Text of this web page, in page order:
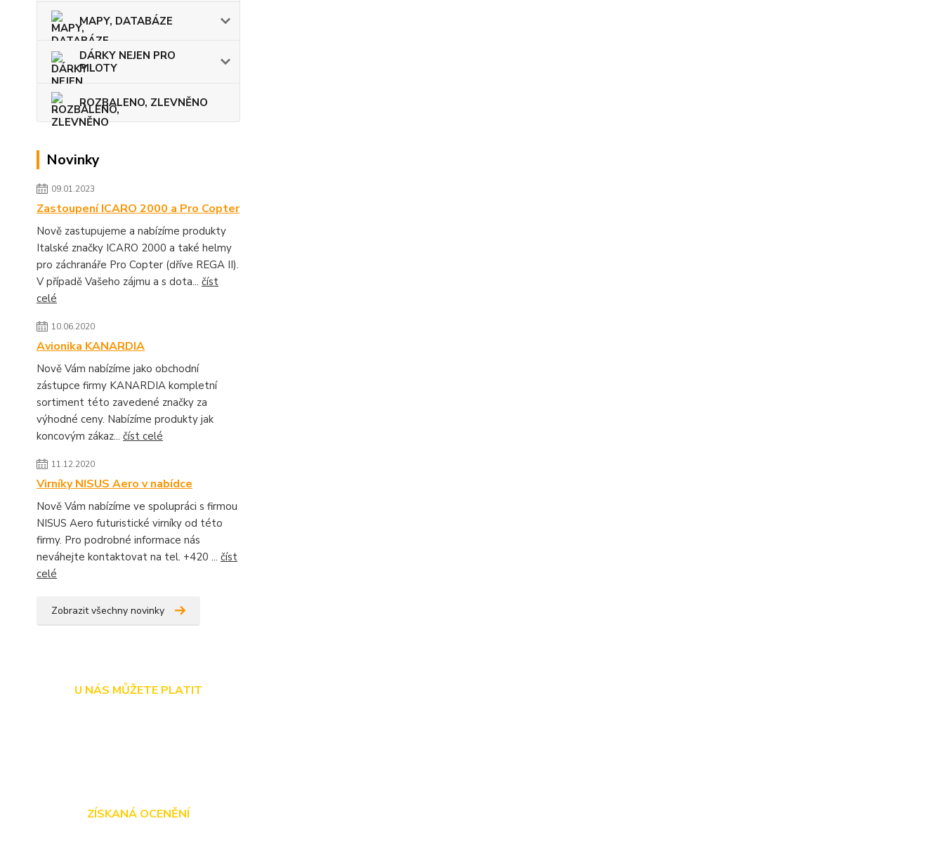
MAPY, DATABÁZE
DÁRKY NEJEN PRO
PILOTY
ROZBALENO, ZLEVNĚNO
Novinky
09.01.2023
Zastoupení ICARO 2000 a Pro Copter
Nově zastupujeme a nabízíme produkty
Italské značky ICARO 2000 a také helmy
pro záchranáře Pro Copter (dříve REGA II).
V případě Vašeho zájmu a s dota... číst
celé
10.06.2020
Avionika KANARDIA
Nově Vám nabízíme jako obchodní
zástupce firmy KANARDIA kompletní
sortiment této zavedené značky za
výhodné ceny. Nabízíme produkty jak
koncovým zákaz... číst celé
11.12.2020
Virníky NISUS Aero v nabídce
Nově Vám nabízíme ve spolupráci s firmou
NISUS Aero futuristické virníky od této
firmy. Pro podrobné informace nás
neváhejte kontaktovat na tel. +420 ... číst
celé
Zobrazit všechny novinky
U NÁS MŮŽETE PLATIT
ZÍSKANÁ OCENĚNÍ